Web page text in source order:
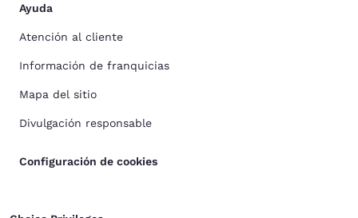
Ayuda
Atención al cliente
Información de franquicias
Mapa del sitio
Divulgación responsable
Configuración de cookies